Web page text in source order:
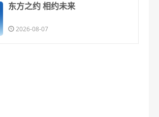
东方之约 相约未来
2026-08-07